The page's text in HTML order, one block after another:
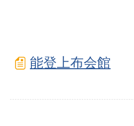
能登上布会館